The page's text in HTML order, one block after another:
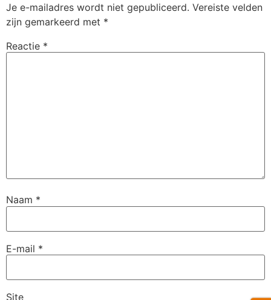
Je e-mailadres wordt niet gepubliceerd. Vereiste velden
zijn gemarkeerd met *
Reactie *
Naam *
E-mail *
Site